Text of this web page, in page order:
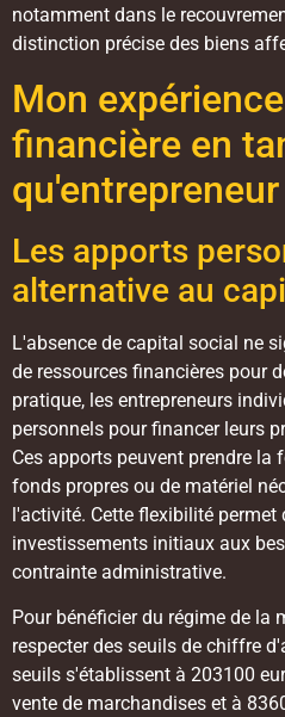
notamment dans le
distinction précise des biens
Mon
financière en
Les apports
alternative au
L'absence de capital social ne
de ressources financières pour
pratique, les entrepreneurs
personnels pour financer leurs
Ces apports peuvent prendre la
fonds propres ou de matériel
l'activité. Cette flexibilité permet
investissements initiaux aux
contrainte administrative.
Pour bénéficier du régime de la
respecter des seuils de chiffre
seuils s'établissent à 203100
vente de marchandises et à